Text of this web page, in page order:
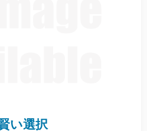
い選択